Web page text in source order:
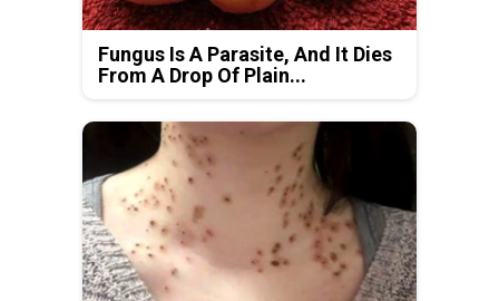
Fungus Is A Parasite, And It Dies
From A Drop Of Plain...